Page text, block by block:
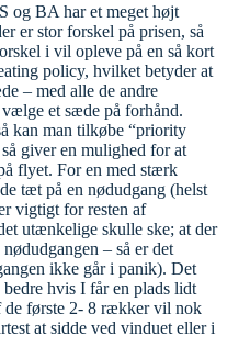
og BA har et meget højt
er stor forskel på prisen, så
i vil opleve på en så kort
policy, hvilket betyder at
– med alle de andre
et sæde på forhånd.
kan man tilkøbe “priority
giver en mulighed for at
flyet. For en med stærk
tæt på en nødudgang (helst
vigtigt for resten af
utænkelige skulle ske; at der
– så er det
ikke går i panik). Det
hvis I får en plads lidt
første 2- 8 rækker vil nok
at sidde ved vinduet eller i